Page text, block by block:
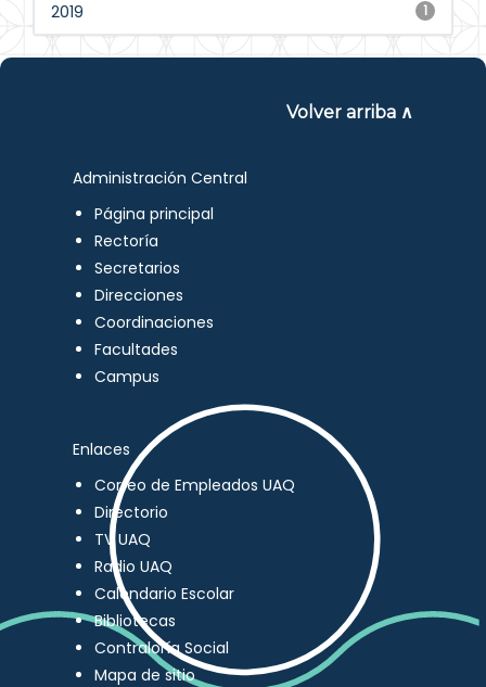
1
2019
Volver arriba ∧
Administración Central
Página principal
Rectoría
Secretarios
Direcciones
Coordinaciones
Facultades
Campus
Enlaces
Correo de Empleados UAQ
Directorio
TV UAQ
Radio UAQ
Calendario Escolar
Bibliotecas
Contraloría Social
Mapa de sitio